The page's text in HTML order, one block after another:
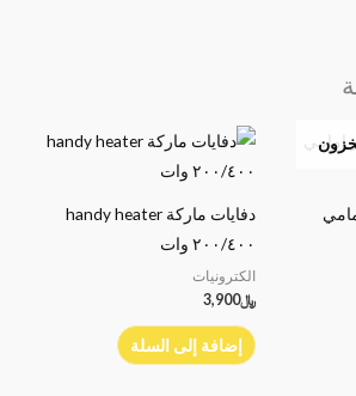
دفايات ماركة handy heater
٢٠٠/٤٠٠ وات
الكترونيات
﷼3,900
إضافة إلى السلة